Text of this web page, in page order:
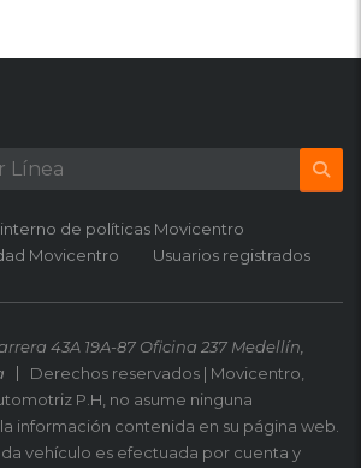
de políticas Movicentro
Movicentro
Usuarios registrados
43A 19A-87 Oficina 237 Medellín,
Derechos reservados | Movicentro,
P.H, no asume ninguna
información contenida en su página web.
vehículo es efectuada por cuenta y